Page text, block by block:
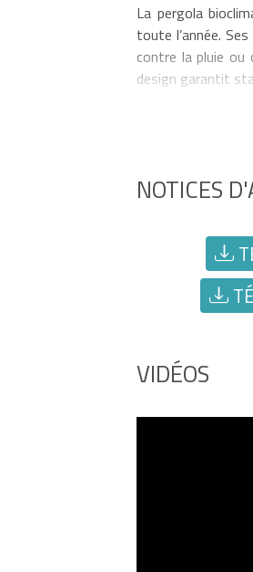
La pergola
toute l’année.
contre la pluie ou
design garantit
NOTICES
VIDÉOS